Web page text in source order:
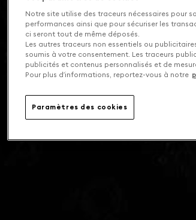
Notre site utilise des traceurs nécessaires pour
performances ainsi que pour sécuriser les
ci seront tout de même déposés.
Les autres traceurs non essentiels ou
soumis à votre consentement. Les traceurs
publicités et contenus personnalisés et de
Pour plus d’informations, reportez-vous à notre
Paramètres des cookies